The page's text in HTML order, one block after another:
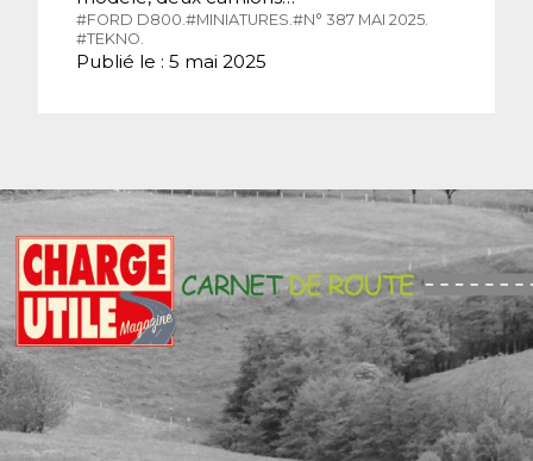
#FORD D800.#MINIATURES.#N° 387 MAI 2025.
#TEKNO.
Publié le : 5 mai 2025